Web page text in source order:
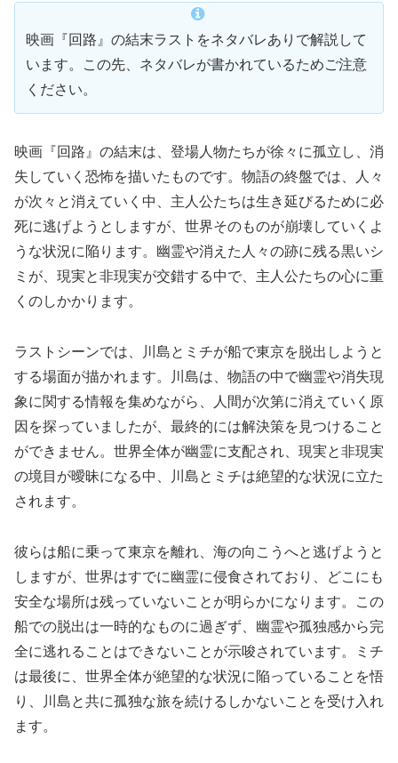
映画『回路』の結末ラストをネタバレありで解説して
います。この先、ネタバレが書かれているためご注意
ください。
映画『回路』の結末は、登場人物たちが徐々に孤立し、消
失していく恐怖を描いたものです。物語の終盤では、人々
が次々と消えていく中、主人公たちは生き延びるために必
死に逃げようとしますが、世界そのものが崩壊していくよ
うな状況に陥ります。幽霊や消えた人々の跡に残る黒いシ
ミが、現実と非現実が交錯する中で、主人公たちの心に重
くのしかかります。
ラストシーンでは、川島とミチが船で東京を脱出しようと
する場面が描かれます。川島は、物語の中で幽霊や消失現
象に関する情報を集めながら、人間が次第に消えていく原
因を探っていましたが、最終的には解決策を見つけること
ができません。世界全体が幽霊に支配され、現実と非現実
の境目が曖昧になる中、川島とミチは絶望的な状況に立た
されます。
彼らは船に乗って東京を離れ、海の向こうへと逃げようと
しますが、世界はすでに幽霊に侵食されており、どこにも
安全な場所は残っていないことが明らかになります。この
船での脱出は一時的なものに過ぎず、幽霊や孤独感から完
全に逃れることはできないことが示唆されています。ミチ
は最後に、世界全体が絶望的な状況に陥っていることを悟
り、川島と共に孤独な旅を続けるしかないことを受け入れ
ます。